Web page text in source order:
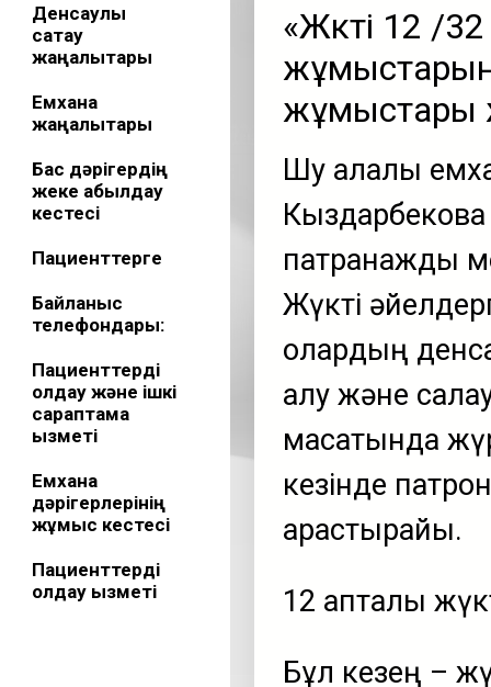
Денсаулық
сақтау
жаңалықтары
Емхана
жаңалықтары
Бас дәрігердің
жеке қабылдау
кестесі
Пациенттерге
Байланыс
телефондары:
Пациенттерді
қолдау және ішкі
сараптама
қызметі
Емхана
дәрігерлерінің
жұмыс кестесі
Пациенттерді
қолдау қызметі
«Жүкті 12 /
жұмыстарын
жұмыстары
Шу қалалық
патранаждық
Жүкті
олардың
алу және
мақсатында
кезінде
қарастырайық.
12 апталық
Бұл кезең –